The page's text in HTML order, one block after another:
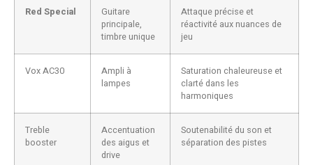
Red Special
Guitare
principale,
timbre unique
Attaque précise et
réactivité aux nuances de
jeu
Vox AC30
Ampli à
lampes
Saturation chaleureuse et
clarté dans les
harmoniques
Treble
booster
Accentuation
des aigus et
drive
Soutenabilité du son et
séparation des pistes